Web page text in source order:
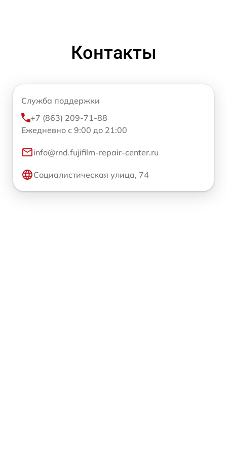
Контакты
Служба поддержки
+7 (863) 209-71-88
Ежедневно с 9:00 до 21:00
info@rnd.fujifilm-repair-center.ru
Социалистическая улица, 74